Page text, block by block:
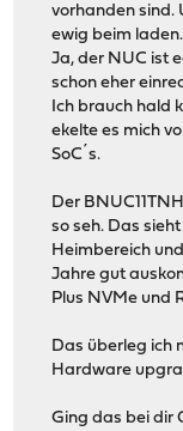
vorhanden sind.
ewig beim laden.
Ja, der NUC ist
schon eher
Ich brauch hald
ekelte es mich
SoC´s.
Der
so seh. Das
Heimbereich
Jahre gut
Plus NVMe und
Das überleg ich
Hardware
Ging das bei dir